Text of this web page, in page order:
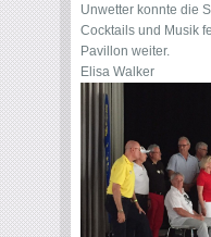
Unwetter konnte die
Cocktails und Musik
Pavillon weiter.
Elisa Walker